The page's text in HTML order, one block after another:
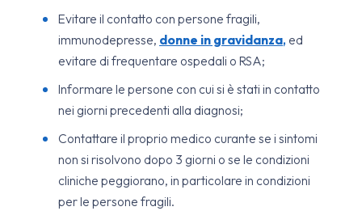
Evitare il contatto con persone fragili,
immunodepresse, donne in gravidanza, ed
evitare di frequentare ospedali o RSA;
Informare le persone con cui si è stati in contatto
nei giorni precedenti alla diagnosi;
Contattare il proprio medico curante se i sintomi
non si risolvono dopo 3 giorni o se le condizioni
cliniche peggiorano, in particolare in condizioni
per le persone fragili.